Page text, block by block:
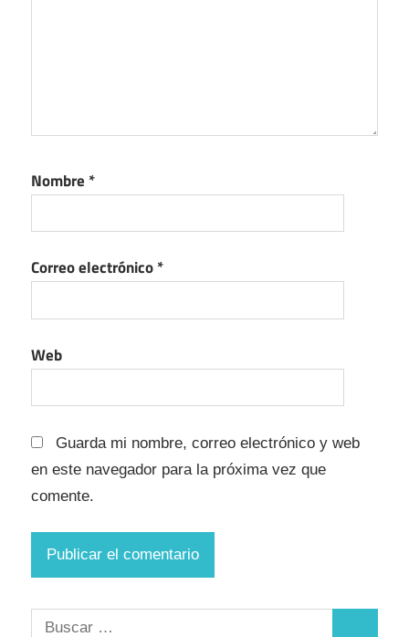
Nombre *
Correo electrónico*
Web
Guarda mi nombre, correo electrónico y web
en este navegador para la próxima vez que
comente.
Buscar: